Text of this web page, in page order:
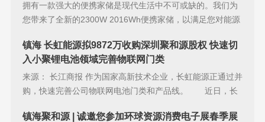
拥有一款强大的便携家储是现代生活中不可或缺的。我们为
您带来了全新的2300W 2016Wh便携家储，以满足您对能源
镇海 长虹能源拟9872万收购深圳聚和源股权 快速切
入小聚锂电池领域完善物联网门类
来源： 长江商报 作为国家高新技术企业，长虹能源正通过并
购，快速完善公司物联网电池门类和产品线。 近日，长
镇海聚和源 | 诚邀您参加环球资源消费电子展春季展